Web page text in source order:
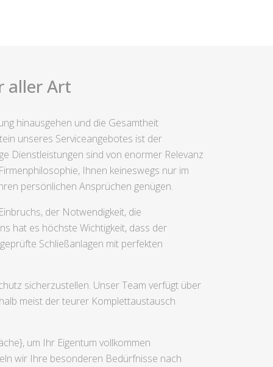
aller Art
hinausgehen und die Gesamtheit
unseres Serviceangebotes ist der
Dienstleistungen sind von enormer Relevanz
Ihnen keineswegs nur im
persönlichen Ansprüchen genügen.
der Notwendigkeit, die
hat es höchste Wichtigkeit, dass der
Schließanlagen mit perfekten
sicherzustellen. Unser Team verfügt über
meist der teurer Komplettaustausch
um Ihr Eigentum vollkommen
wir Ihre besonderen Bedürfnisse nach